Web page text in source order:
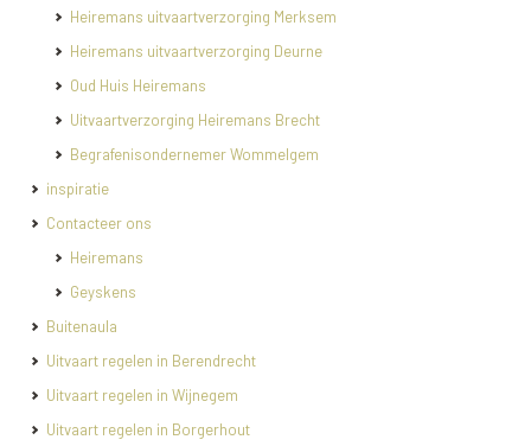
Heiremans uitvaartverzorging Merksem
Heiremans uitvaartverzorging Deurne
Oud Huis Heiremans
Uitvaartverzorging Heiremans Brecht
Begrafenisondernemer Wommelgem
inspiratie
Contacteer ons
Heiremans
Geyskens
Buitenaula
Uitvaart regelen in Berendrecht
Uitvaart regelen in Wijnegem
Uitvaart regelen in Borgerhout